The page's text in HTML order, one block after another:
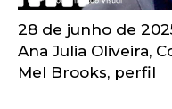
28 de junho de
Ana Julia Oliveira,
Mel Brooks, perfil